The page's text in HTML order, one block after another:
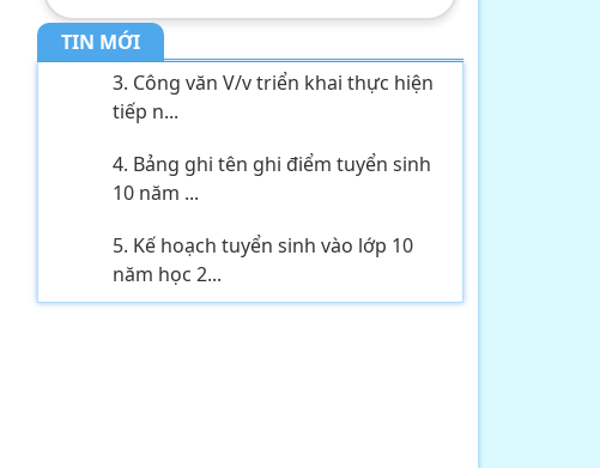
TIN MỚI
3. Công văn V/v triển khai thực hiện
tiếp n...
10 năm ...
năm học 2...
6. Thông báo V/v tổ chức tiếp công